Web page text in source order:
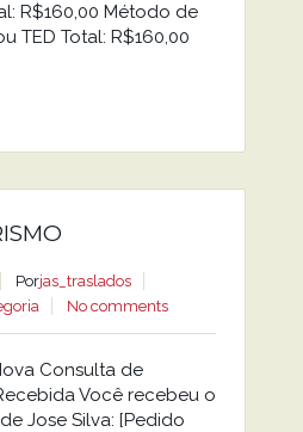
R$160,00 Método de
TED Total: R$160,00
Porjas_traslados
No comments
Consulta de
Você recebeu o
Jose Silva: [Pedido